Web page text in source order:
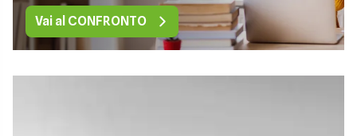
Vai al CONFRONTO